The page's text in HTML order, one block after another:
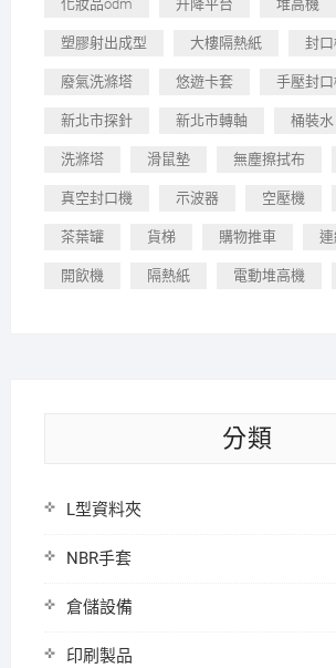
化妝品odm 升降平台 堆高機
塑膠射出成型 大樓隔熱紙 封口
廢氣洗滌塔 悠遊卡套 手壓封口
新北市探針 新北市轉軸 桶裝水
洗滌塔 滑鼠墊 無塵擦拭布
真空封口機 示波器 空壓機
茶葉罐 貨梯 購物推車
開飲機 隔熱紙 電動堆高機
分類
L型資料夾
NBR手套
倉儲設備
印刷製品